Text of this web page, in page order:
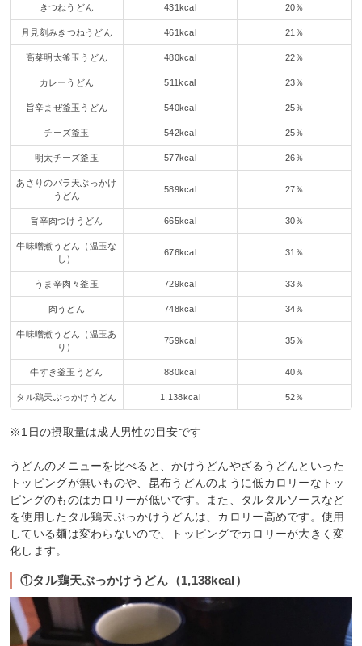
きつねうどん 431kcal 20％
月見刻みきつねうどん 461kcal 21％
高菜明太釜玉うどん 480kcal 22％
カレーうどん 511kcal 23％
旨辛まぜ釜玉うどん 540kcal 25％
チーズ釜玉 542kcal 25％
明太チーズ釜玉 577kcal 26％
あさりのバラ天ぶっかけ
うどん
589kcal 27％
旨辛肉つけうどん 665kcal 30％
牛味噌煮うどん（温玉な
し）
676kcal 31％
うま辛肉々釜玉 729kcal 33％
肉うどん 748kcal 34％
牛味噌煮うどん（温玉あ
り）
759kcal 35％
牛すき釜玉うどん 880kcal 40％
タル鶏天ぶっかけうどん 1,138kcal 52％
※1日の摂取量は成人男性の目安です
うどんのメニューを比べると、かけうどんやざるうどんといった
トッピングが無いものや、昆布うどんのように低カロリーなトッ
ピングのものはカロリーが低いです。また、タルタルソースなど
を使用したタル鶏天ぶっかけうどんは、カロリー高めです。使用
している麺は変わらないので、トッピングでカロリーが大きく変
化します。
①タル鶏天ぶっかけうどん（1,138kcal）